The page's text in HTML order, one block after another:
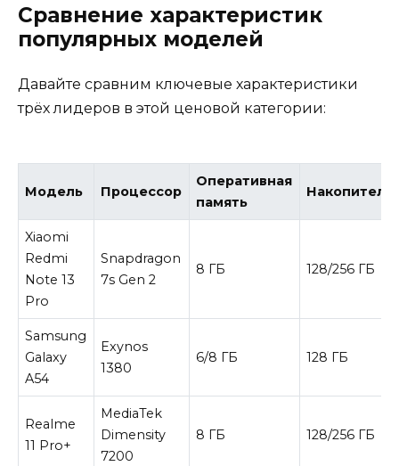
Сравнение характеристик
популярных моделей
Давайте сравним ключевые характеристики
трёх лидеров в этой ценовой категории:
Модель Процессор
Оперативная
память
Накопитель
Xiaomi
Redmi
Note 13
Pro
Snapdragon
7s Gen 2
8 ГБ 128/256 ГБ
Samsung
Galaxy
A54
Exynos
1380
6/8 ГБ 128 ГБ
Realme
11 Pro+
MediaTek
Dimensity
7200
8 ГБ 128/256 ГБ